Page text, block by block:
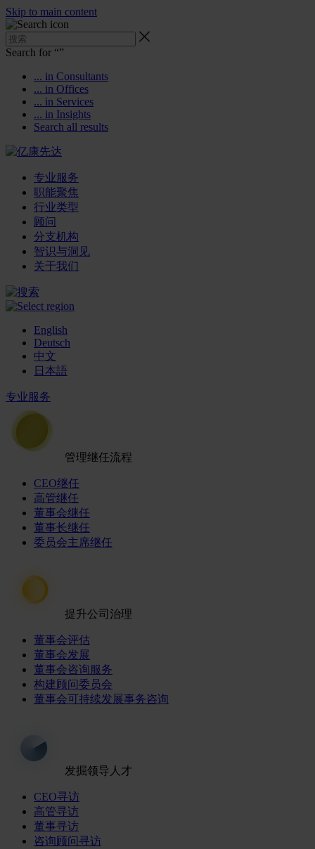
Skip to main content
Search for “”
... in Consultants
... in Offices
... in Services
... in Insights
Search all results
专业服务
职能聚焦
行业类型
顾问
分支机构
智识与洞见
关于我们
English
Deutsch
中文
日本語
专业服务
管理继任流程
CEO继任
高管继任
董事会继任
董事长继任
委员会主席继任
提升公司治理
董事会评估
董事会发展
董事会咨询服务
构建顾问委员会
董事会可持续发展事务咨询
发掘领导人才
CEO寻访
高管寻访
董事寻访
咨询顾问寻访